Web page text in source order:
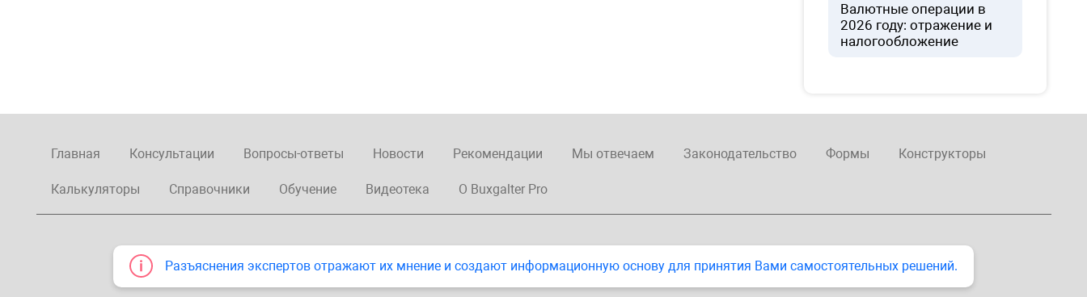
Валютные операции в
2026 году: отражение и
налогообложение
Главная Консультации Вопросы-ответы Новости Рекомендации Мы отвечаем Законодательство Формы Конструкторы
Калькуляторы Справочники Обучение Видеотека О Buxgalter Pro
Разъяснения экспертов отражают их мнение и создают информационную основу для принятия Вами самостоятельных решений.